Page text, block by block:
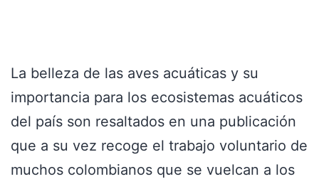
La belleza de las aves acuáticas y su
importancia para los ecosistemas acuáticos
del país son resaltados en una publicación
que a su vez recoge el trabajo voluntario de
muchos colombianos que se vuelcan a los